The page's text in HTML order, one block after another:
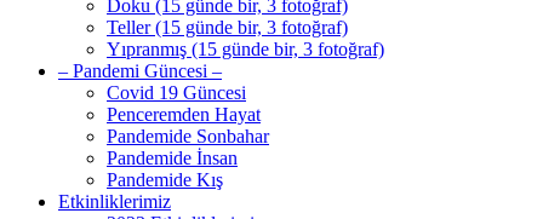
Doku (15 günde bir, 3 fotoğraf)
Teller (15 günde bir, 3 fotoğraf)
Yıpranmış (15 günde bir, 3 fotoğraf)
– Pandemi Güncesi –
Covid 19 Güncesi
Penceremden Hayat
Pandemide Sonbahar
Pandemide İnsan
Pandemide Kış
Etkinliklerimiz